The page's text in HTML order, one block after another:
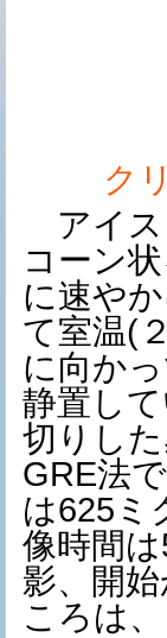
ク
アイス
コーン
に速や
て室温(
に向か
静置し
切りし
GRE法
は625ミ
像時間
影、開
ころは、